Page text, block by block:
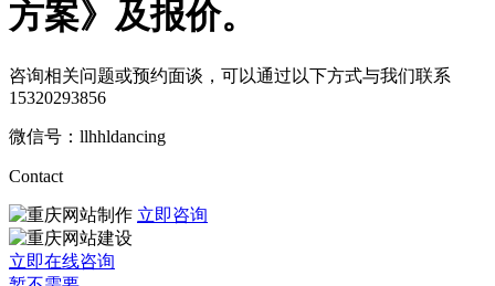
方案》及报价。
咨询相关问题或预约面谈，可以通过以下方式与我们联系
15320293856
微信号：llhhldancing
Contact
立即咨询
立即在线咨询